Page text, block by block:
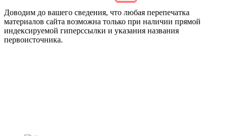
Доводим до вашего сведения, что любая перепечатка
материалов сайта возможна только при наличии прямой
индексируемой гиперссылки и указания названия
первоисточника.